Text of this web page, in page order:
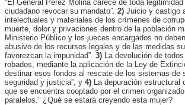
“El General Pérez Molina carece de toda
ciudadano revocar su mandato”. 2) Juicio y castigo
intelectuales y materiales de los crímenes de
muerte, dolor y privaciones dentro de la población
Ministerio Público y los jueces encargados no
abusivo de los recursos legales y de las medidas
favorezcan la impunidad”. 3) La devolución de
robados, mediante la aplicación de la Ley de
destinar esos fondos al rescate de los sistemas de
seguridad y justicia”, y 4) La depuración
que se encuentra cooptado por el crimen
paralelos.” ¿Qué se estará creyendo esta mujer?